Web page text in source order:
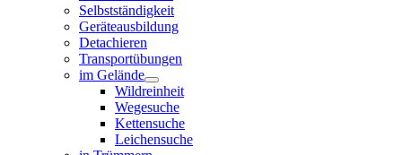
Selbstständigkeit
Geräteausbildung
Detachieren
Transportübungen
im Gelände
Wildreinheit
Wegesuche
Kettensuche
Leichensuche